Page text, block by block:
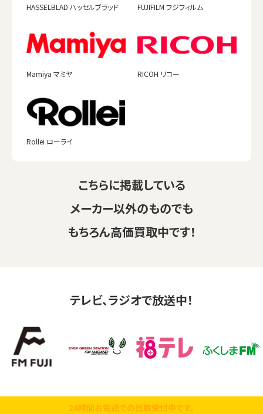
HASSELBLAD ハッセルブラッド FUJIFILM フジフィルム
Mamiya マミヤ RICOH リコー
Rollei ローライ
こちらに掲載している
メーカー以外のものでも
もちろん高価買取中です！
テレビ、ラジオで放送中！
24時間お電話での買取受付中です。